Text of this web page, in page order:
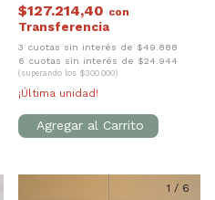
$127.214,40 con
3 cuotas sin interés de $49.888
6 cuotas sin interés de $24.944
(superando los $300.000)
¡Última unidad!
1 / 6